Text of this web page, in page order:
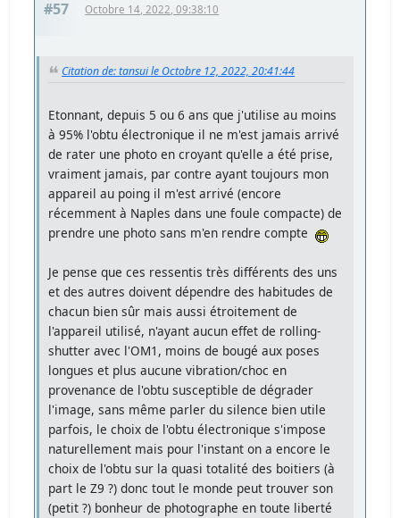
#57 Octobre 14, 2022, 09:38:10
Citation de: tansui le Octobre 12, 2022, 20:41:44
Etonnant, depuis 5 ou 6 ans que j'utilise au moins
à 95% l'obtu électronique il ne m'est jamais arrivé
de rater une photo en croyant qu'elle a été prise,
vraiment jamais, par contre ayant toujours mon
appareil au poing il m'est arrivé (encore
récemment à Naples dans une foule compacte) de
prendre une photo sans m'en rendre compte
Je pense que ces ressentis très différents des uns
et des autres doivent dépendre des habitudes de
chacun bien sûr mais aussi étroitement de
l'appareil utilisé, n'ayant aucun effet de rolling-
shutter avec l'OM1, moins de bougé aux poses
longues et plus aucune vibration/choc en
provenance de l'obtu susceptible de dégrader
l'image, sans même parler du silence bien utile
parfois, le choix de l'obtu électronique s'impose
naturellement mais pour l'instant on a encore le
choix de l'obtu sur la quasi totalité des boitiers (à
part le Z9 ?) donc tout le monde peut trouver son
(petit ?) bonheur de photographe en toute liberté